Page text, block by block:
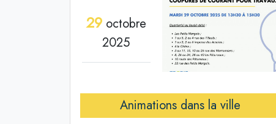
29octobre
2025
Animations dans la ville